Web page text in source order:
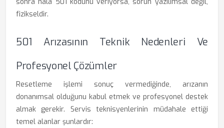
fizikseldir.
501 Arızasının Teknik Nedenleri Ve
Profesyonel Çözümler
Resetleme işlemi sonuç vermediğinde, arızanın
donanımsal olduğunu kabul etmek ve profesyonel destek
almak gerekir. Servis teknisyenlerinin müdahale ettiği
temel alanlar şunlardır: